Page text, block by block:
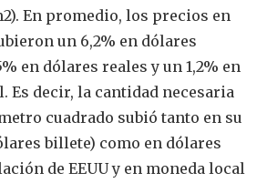
En promedio, los precios en
un 6,2% en dólares
en dólares reales y un 1,2% en
Es decir, la cantidad necesaria
cuadrado subió tanto en su
billete) como en dólares
de EEUU y en moneda local